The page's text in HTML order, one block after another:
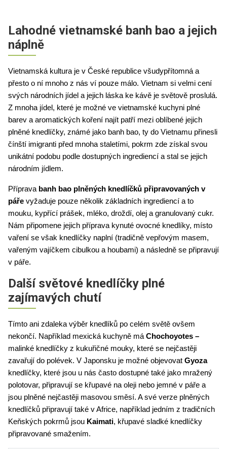
Lahodné vietnamské banh bao a jejich
náplně
Vietnamská kultura je v České republice všudypřítomná a
přesto o ní mnoho z nás ví pouze málo. Vietnam si velmi cení
svých národních jídel a jejich láska ke kávě je světově proslulá.
Z mnoha jídel, které je možné ve vietnamské kuchyni plné
barev a aromatických koření najít patří mezi oblíbené jejich
plněné knedlíčky, známé jako banh bao, ty do Vietnamu přinesli
čínští imigranti před mnoha staletími, pokrm zde získal svou
unikátní podobu podle dostupných ingrediencí a stal se jejich
národním jídlem.
Příprava banh bao plněných knedlíčků připravovaných v
páře vyžaduje pouze několik základních ingrediencí a to
mouku, kypřící prášek, mléko, droždí, olej a granulovaný cukr.
Nám připomene jejich příprava kynuté ovocné knedlíky, místo
vaření se však knedlíčky naplní (tradičně vepřovým masem,
vařeným vajíčkem cibulkou a houbami) a následně se připravují
v páře.
Další světové knedlíčky plné
zajímavých chutí
Tímto ani zdaleka výběr knedlíků po celém světě ovšem
nekončí. Například mexická kuchyně má
malinké knedlíčky z kukuřičné mouky, které se nejčastěji
zavařují do polévek. V Japonsku je možné objevovat
Gyoza
knedlíčky, které jsou u nás často dostupné také jako mražený
polotovar, připravují se křupavé na oleji nebo jemné v páře a
jsou plněné nejčastěji masovou směsí. A své verze plněných
knedlíčků připravují také v Africe, například jedním z tradičních
Keňských pokrmů jsou Kaimati, křupavé sladké knedlíčky
připravované smažením.